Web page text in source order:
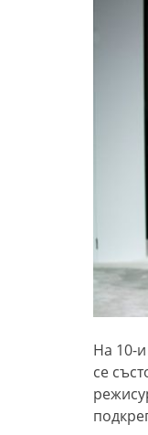
На 10-
се